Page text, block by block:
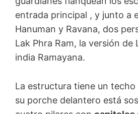
entrada principal , y junto a
Hanuman y Ravana, dos
Lak Phra Ram, la versión de
india Ramayana.
La estructura tiene un
su porche delantero está